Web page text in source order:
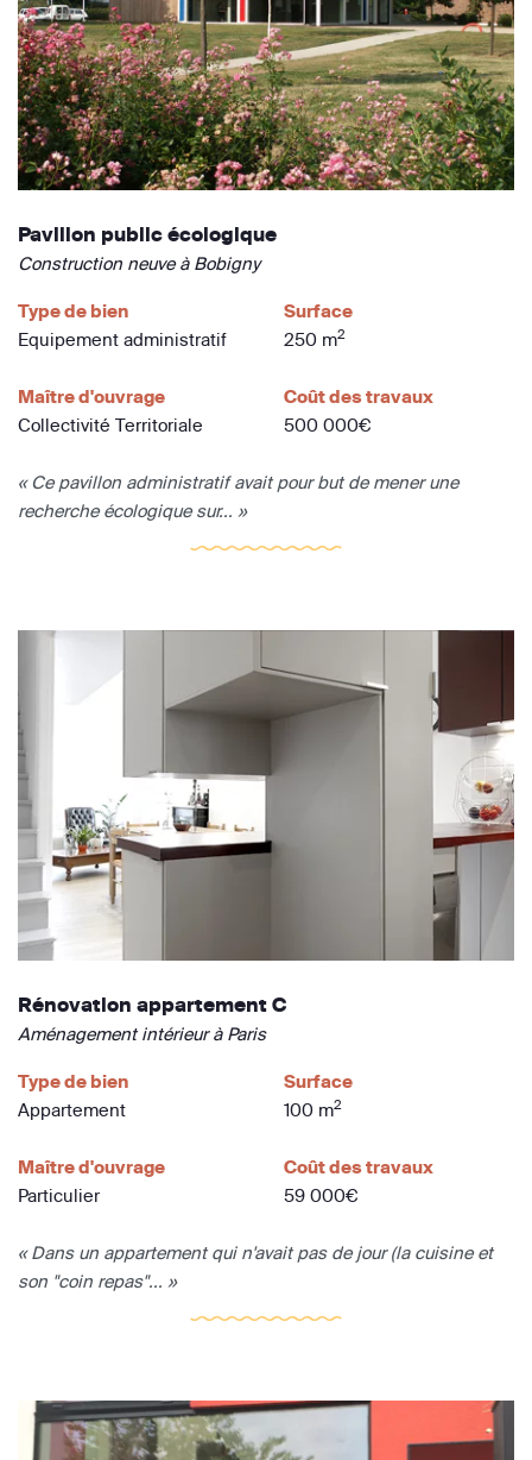
Pavillon public écologique
Construction neuve à Bobigny
Type de bien
Equipement administratif
Surface
250 m2
Maître d'ouvrage
Collectivité Territoriale
Coût des travaux
500 000€
« Ce pavillon administratif avait pour but de mener une
recherche écologique sur... »
Rénovation appartement C
Aménagement intérieur à Paris
Type de bien
Appartement
Surface
100 m2
Maître d'ouvrage
Particulier
Coût des travaux
59 000€
« Dans un appartement qui n'avait pas de jour (la cuisine et
son "coin repas"... »